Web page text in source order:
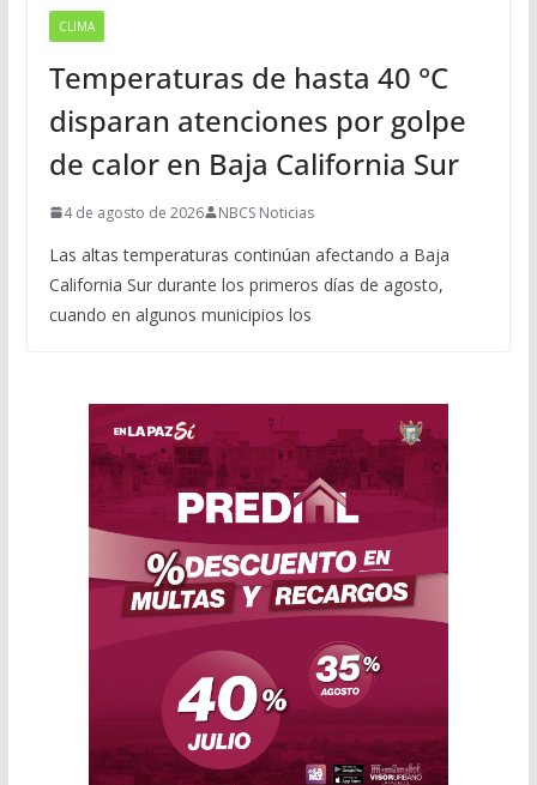
CLIMA
Temperaturas de hasta 40 °C
disparan atenciones por golpe
de calor en Baja California Sur
4 de agosto de 2026 NBCS Noticias
Las altas temperaturas continúan afectando a Baja
California Sur durante los primeros días de agosto,
cuando en algunos municipios los